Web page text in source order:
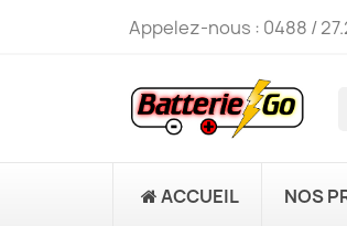
Appelez-nous : 0488 /
ACCUEIL NOS